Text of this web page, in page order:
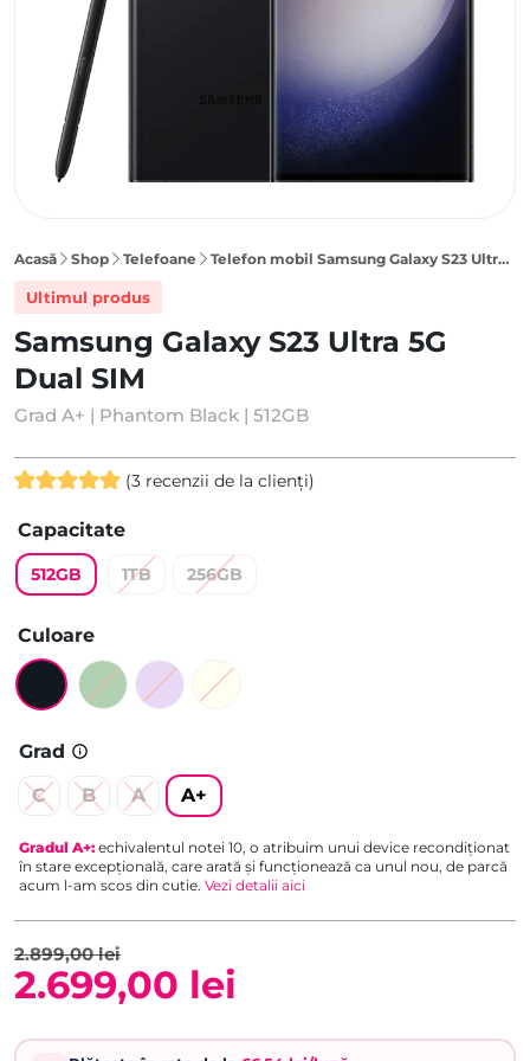
Acasă Shop Telefoane Telefon mobil Samsung Galaxy S23 Ultra 5G 512GB Dual SIM, Phantom Black
Ultimul produs
Samsung Galaxy S23 Ultra 5G
Dual SIM
Grad A+ | Phantom Black | 512GB
5.00din 5
pe baza a
evaluări de
la clienți
(3 recenzii de la clienți)
Capacitate
512GB 1TB 256GB
Culoare
Grad
A+
A
B
C
Gradul A+: echivalentul notei 10, o atribuim unui device recondiționat
în stare excepțională, care arată și funcționează ca unul nou, de parcă
acum l-am scos din cutie. Vezi detalii aici
2.899,00lei
2.699,00 lei